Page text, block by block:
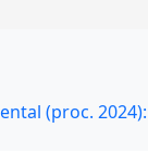
(proc. 2024):